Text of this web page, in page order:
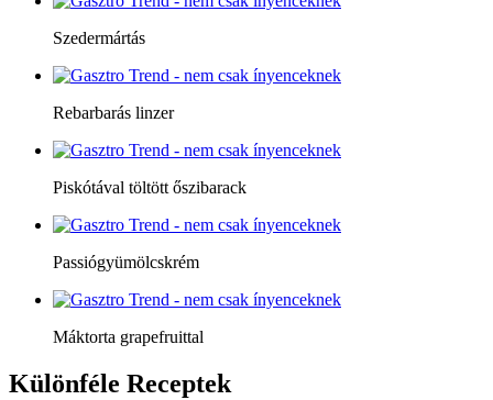
Szedermártás
Rebarbarás linzer
Piskótával töltött őszibarack
Passiógyümölcskrém
Máktorta grapefruittal
Különféle Receptek